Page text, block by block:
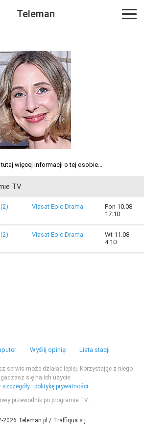
Teleman
więcej informacji o tej osobie...
TV
Viasat Epic Drama
Pon 10.08
17:10
Viasat Epic Drama
Wt 11.08
4:10
Wyślij opinię Lista stacji
serwis może działać lepiej. Korzystając z niego
się na ich użycie.
szczegóły i politykę prywatności
przewodnik po programie TV.
2026 Teleman.pl / Traffiqua s.j.